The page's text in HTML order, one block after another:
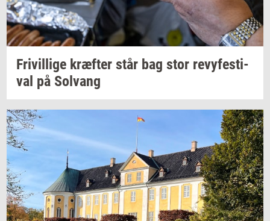
Fri­vil­li­ge kræf­ter står bag stor revy­festi­
val på Solvang